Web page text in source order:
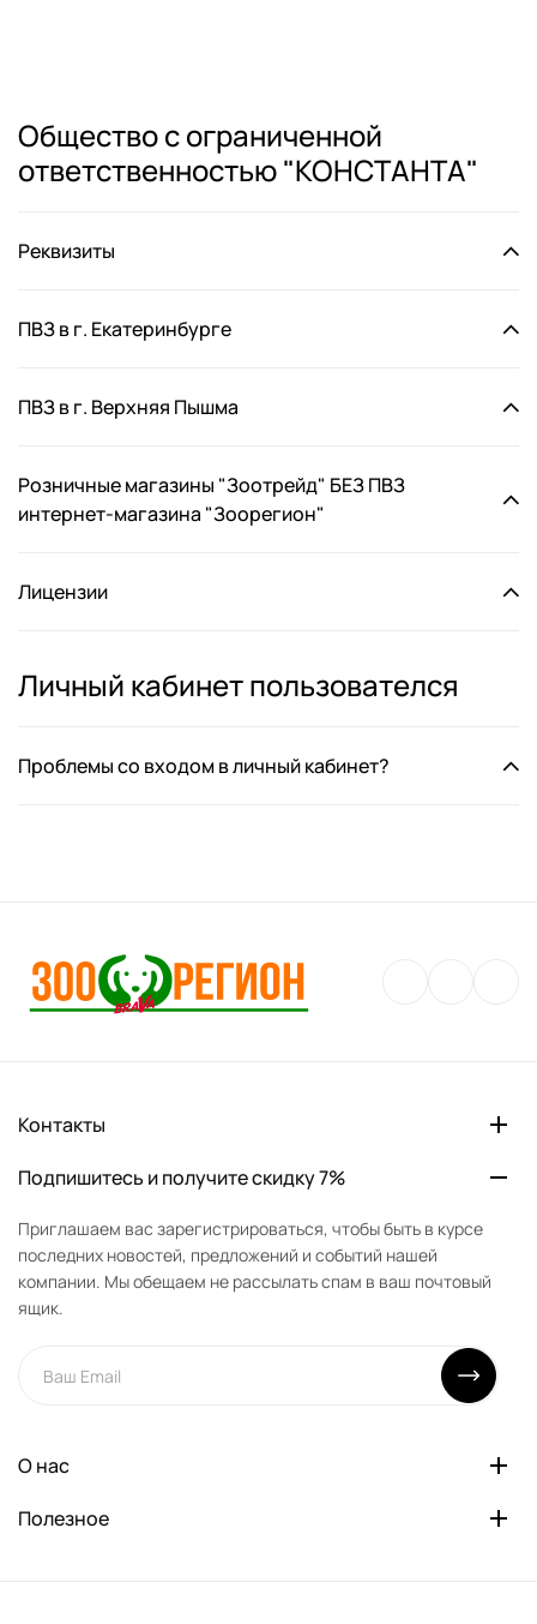
Общество с ограниченной
ответственностью "КОНСТАНТА"
Реквизиты
ПВЗ в г. Екатеринбурге
ПВЗ в г. Верхняя Пышма
Розничные магазины "Зоотрейд" БЕЗ ПВЗ
интернет-магазина "Зоорегион"
Лицензии
Личный кабинет пользователся
Проблемы со входом в личный кабинет?
Контакты
Подпишитесь и получите скидку 7%
Приглашаем вас зарегистрироваться, чтобы быть в курсе
последних новостей, предложений и событий нашей
компании. Мы обещаем не рассылать спам в ваш почтовый
ящик.
О нас
Полезное